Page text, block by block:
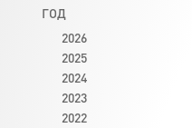
ГОД
2026
2025
2024
2023
2022